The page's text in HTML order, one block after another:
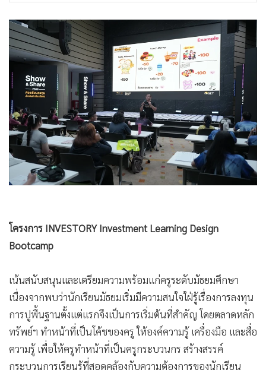
โครงการ INVESTORY Investment Learning Design
Bootcamp
เน้นสนับสนุนและเตรียมความพร้อมแก่ครูระดับมัธยมศึกษา
เนื่องจากพบว่านักเรียนมัธยมเริ่มมีความสนใจใฝ่รู้เรื่องการลงทุน
การปูพื้นฐานตั้งแต่แรกจึงเป็นการเริ่มต้นที่สำคัญ โดยตลาดหลัก
ทรัพย์ฯ ทำหน้าที่เป็นโค้ชของครู ให้องค์ความรู้ เครื่องมือ และสื่อ
ความรู้ เพื่อให้ครูทำหน้าที่เป็นครูกระบวนกร สร้างสรรค์
กระบวนการเรียนรู้ที่สอดคล้องกับความต้องการของนักเรียน